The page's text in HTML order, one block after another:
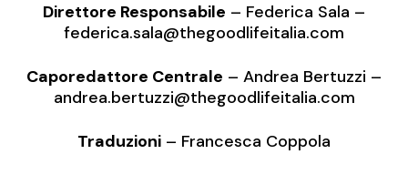
Direttore Responsabile – Federica Sala –
federica.sala@thegoodlifeitalia.com
Caporedattore Centrale – Andrea Bertuzzi –
andrea.bertuzzi@thegoodlifeitalia.com
Traduzioni – Francesca Coppola